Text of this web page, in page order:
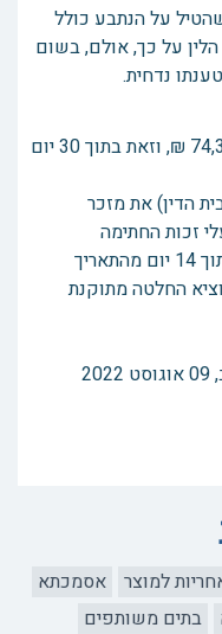
על הנתבע כולל
על כך, אולם, בשום
נדחית.
הנתבע חייב לשלם לתובע סך של 74,333 ₪, וזאת בתוך 30 יום
הדין) את מזכר
זכות החתימה
הנדרשים כדי שיהיה לו תוקף חוקי בתוך 14 יום מהתאריך
החלטה מתוקנת
למוצר
אסמכתא
בתים משותפים